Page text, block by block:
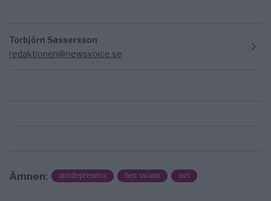
Torbjörn Sassersson
redaktionen@newsvoice.se
Ämnen: antidepressiva ben swann ssri